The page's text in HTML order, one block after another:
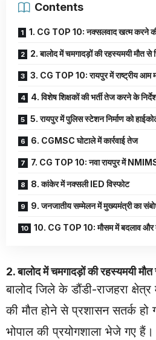
Contents
1. CG TOP 10: नक्सलवाद खत्म करने
2. बालोद में चमगादड़ों की रहस्यमयी मौत से
3. CG TOP 10: रायपुर में राष्ट्रीय आम
4. विशेष शिक्षकों की भर्ती तेज करने के
5. रायपुर में पुलिस स्टेशन निर्माण को
6. CGMSC घोटाले में कार्रवाई तेज
7. CG TOP 10: नवा रायपुर में
8. कांकेर में नक्सली IED विस्फोट
9. जनजातीय सम्मेलन में मुख्यमंत्री का
10. CG TOP 10: मौसम में बदलाव और
2. बालोद में चमगादड़ों की रहस्यमयी मौत
बालोद जिले के डौंडी-राजहरा
की मौत होने से प्रशासन सतर्क
भोपाल की प्रयोगशाला भेजे गए हैं।